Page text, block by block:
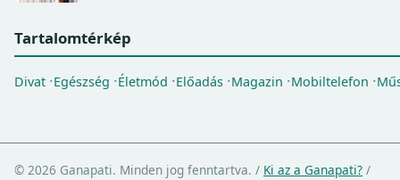
Tartalomtérkép
Divat Egészség Életmód Előadás Magazin Mobiltelefon
© 2026 Ganapati. Minden jog fenntartva. / Ki az a Ganapati? /